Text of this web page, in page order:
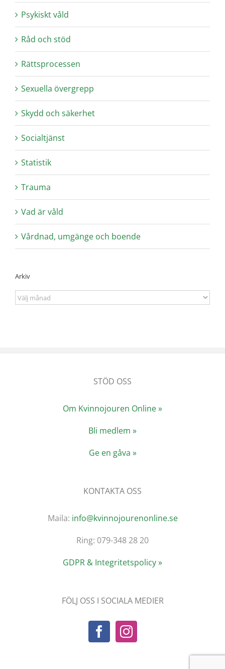
Psykiskt våld
Råd och stöd
Rättsprocessen
Sexuella övergrepp
Skydd och säkerhet
Socialtjänst
Statistik
Trauma
Vad är våld
Vårdnad, umgänge och boende
Arkiv
Arkiv
STÖD OSS
Om Kvinnojouren Online »
Bli medlem »
Ge en gåva »
KONTAKTA OSS
Maila: info@kvinnojourenonline.se
Ring: 079-348 28 20
GDPR & Integritetspolicy »
FÖLJ OSS I SOCIALA MEDIER